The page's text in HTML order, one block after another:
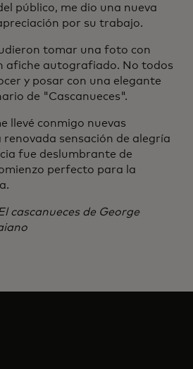
público, me dio una nueva
por su trabajo.
tomar una foto con
afiche autografiado. No todos
y posar con una elegante
de "Cascanueces".
llevé conmigo nuevas
renovada sensación de alegría
fue deslumbrante de
perfecto para la
cascanueces de George